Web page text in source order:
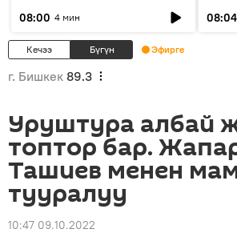
08:00 4 мин
08:04
Кечээ Бүгүн Эфирге
г. Бишкек 89.3
Уруштура албай
топтор бар.
Ташиев менен
тууралуу
10:47 09.10.2022